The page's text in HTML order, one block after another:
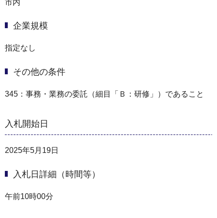
市内
企業規模
指定なし
その他の条件
345：事務・業務の委託（細目「Ｂ：研修」）であること
入札開始日
2025年5月19日
入札日詳細（時間等）
午前10時00分